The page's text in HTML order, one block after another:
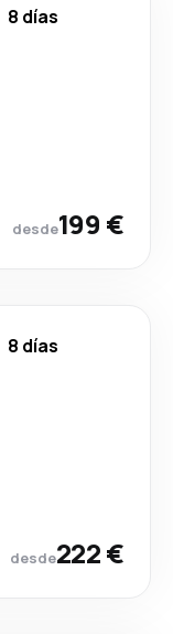
8 días
desde199 €
8 días
desde222 €